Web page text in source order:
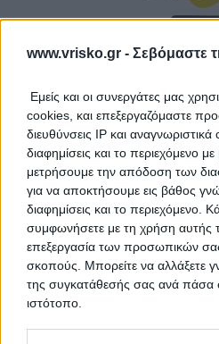
www.vrisko.gr - Σεβόμαστε
Εμείς και οι συνεργάτες μας
cookies, και επεξεργαζόμαστε
διευθύνσεις IP και
διαφημίσεις και το περιεχόμενο
μετρήσουμε την απόδοση των
για να αποκτήσουμε εις βάθος
διαφημίσεις και το περιεχόμενο.
συμφωνήσετε με τη χρήση αυτής
επεξεργασία των προσωπικών
σκοπούς. Μπορείτε να αλλάξετε
της συγκατάθεσής σας ανά πάσα
ιστότοπο.
Please note that this website/
Αυτός ο επαγγελματίας δεν
του και βοηθήστε άλλους
επιλογή!